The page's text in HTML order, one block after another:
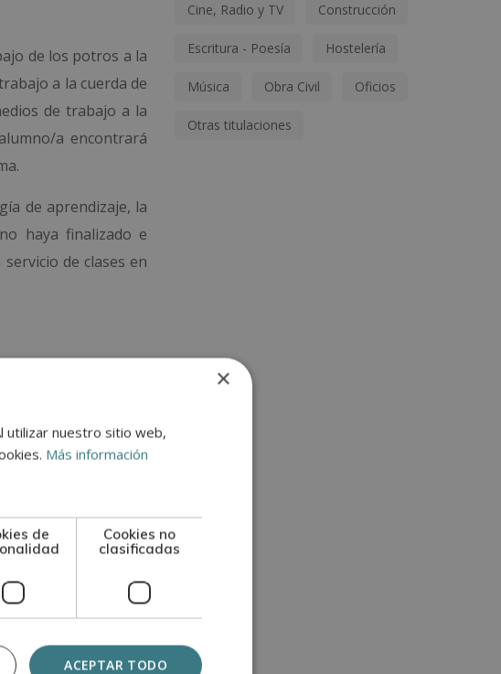
de los potros a la
a la cuerda de
de trabajo a la
a encontrará
de aprendizaje, la
haya finalizado e
de clases en
que certifica
Y OFICIOS,
Esta formación
Cine, Radio y TV Construcción
Escritura - Poesía Hostelería
Música Obra Civil Oficios
Otras titulaciones
×
utilizar nuestro sitio web,
Más información
de
Cookies no
clasificadas
ACEPTAR TODO